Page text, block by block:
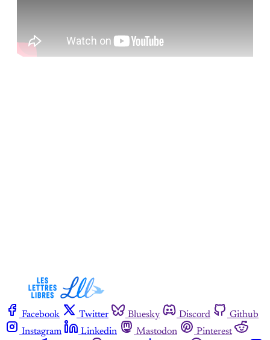
Facebook Twitter Bluesky Discord
Github
Instagram
Linkedin Mastodon
Pinterest